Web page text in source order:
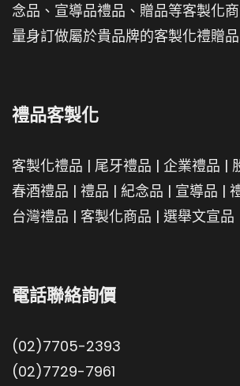
念品、宣導品禮品、贈品等客製化
量身訂做屬於貴品牌的客製化禮贈品
禮品客製化
客製化禮品 | 尾牙禮品 | 企業禮品 |
春酒禮品 | 禮品 | 紀念品 | 宣導品 |
台灣禮品 | 客製化商品 | 選舉文宣品
電話聯絡詢價
(02)7705-2393
(02)7729-7961